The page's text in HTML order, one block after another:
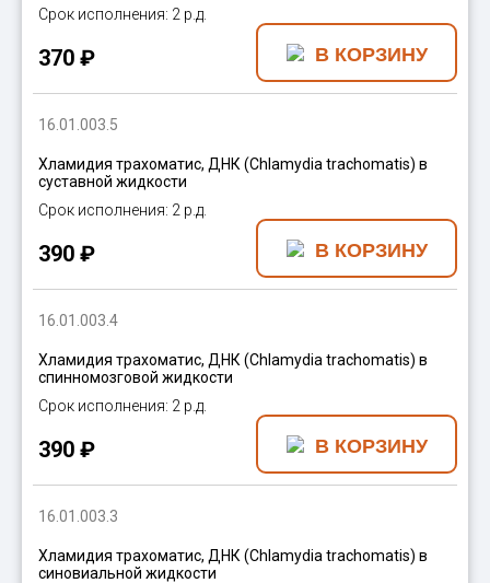
2 р.д.
370 ₽
16.01.003.5
Хламидия трахоматис, ДНК (Chlamydia trachomatis) в
суставной жидкости
2 р.д.
390 ₽
16.01.003.4
Хламидия трахоматис, ДНК (Chlamydia trachomatis) в
спинномозговой жидкости
2 р.д.
390 ₽
16.01.003.3
Хламидия трахоматис, ДНК (Chlamydia trachomatis) в
синовиальной жидкости